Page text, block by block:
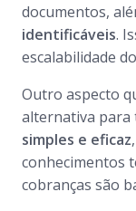
documentos,
identificáveis.
escalabilidade do
Outro aspecto
alternativa para
simples e eficaz
conhecimentos
cobranças são